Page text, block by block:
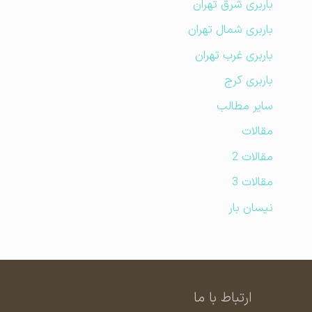
باربری شرق تهران
باربری شمال تهران
باربری غرب تهران
باربری کرج
سایر مطالب
مقالات
مقالات 2
مقالات 3
نیسان بار
ارتباط با ما